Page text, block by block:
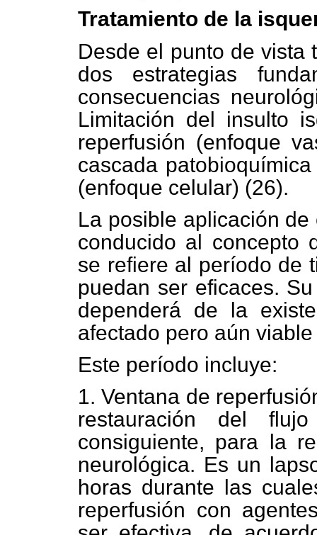
Tratamiento de la
Desde el punto de vista
dos estrategias
consecuencias
Limitación del insulto
reperfusión (enfoque
cascada
(enfoque celular) (26).
La posible aplicación
conducido al concepto
se refiere al período de
puedan ser eficaces.
dependerá de la
afectado pero aún
Este período incluye:
1. Ventana de
restauración del
consiguiente, para la
neurológica. Es un
horas durante las
reperfusión con